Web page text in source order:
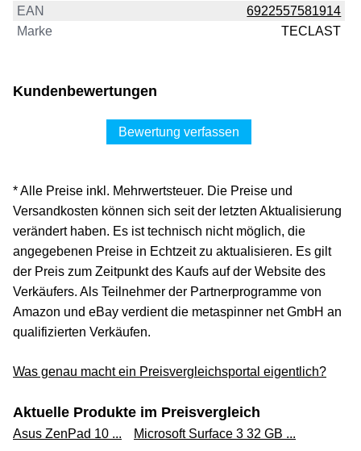
EAN
6922557581914
Marke
TECLAST
Kundenbewertungen
Bewertung verfassen
* Alle Preise inkl. Mehrwertsteuer. Die Preise und
Versandkosten können sich seit der letzten Aktualisierung
verändert haben. Es ist technisch nicht möglich, die
angegebenen Preise in Echtzeit zu aktualisieren. Es gilt
der Preis zum Zeitpunkt des Kaufs auf der Website des
Verkäufers. Als Teilnehmer der Partnerprogramme von
Amazon und eBay verdient die metaspinner net GmbH an
qualifizierten Verkäufen.
Was genau macht ein Preisvergleichsportal eigentlich?
Aktuelle Produkte im Preisvergleich
Asus ZenPad 10 ...
Microsoft Surface 3 32 GB ...